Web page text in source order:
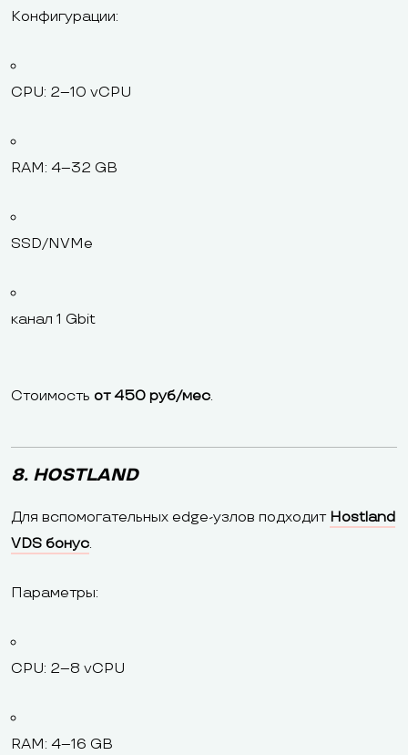
Конфигурации:
CPU: 2–10 vCPU
RAM: 4–32 GB
SSD/NVMe
канал 1 Gbit
Стоимость от 450 руб/мес.
8. HOSTLAND
Для вспомогательных edge-узлов подходит Hostland
VDS бонус.
Параметры:
CPU: 2–8 vCPU
RAM: 4–16 GB